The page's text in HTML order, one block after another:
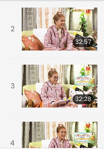
2
32:57
3
32:28
4